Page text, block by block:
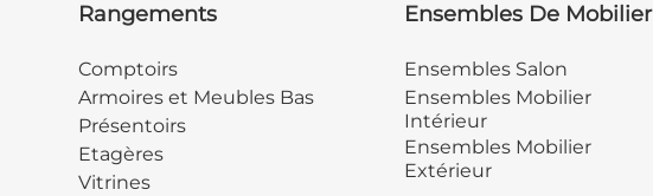
Rangements
Comptoirs
Armoires et Meubles Bas
Présentoirs
Etagères
Vitrines
Ensembles De Mobilier
Ensembles Salon
Ensembles Mobilier
Intérieur
Ensembles Mobilier
Extérieur